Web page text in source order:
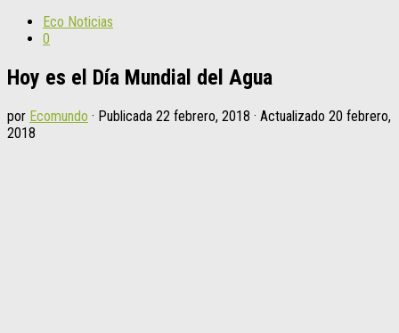
Eco Noticias
0
Hoy es el Día Mundial del Agua
por Ecomundo · Publicada 22 febrero, 2018 · Actualizado 20 febrero,
2018